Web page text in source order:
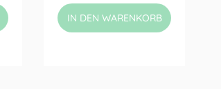
IN DEN WARENKORB